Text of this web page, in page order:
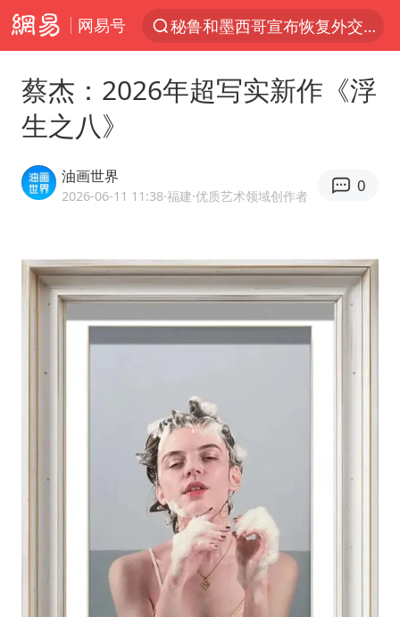
网易号
“电影+”如何激发千亿级消费新活力？
沙特土耳其巴基斯坦签署共同防务协议
上海：台风白海豚或将带来龙卷风
百花奖开幕式
老中医：立秋后养心是关键
“新疆阿勒泰八月能滑雪”不实
胡彦斌获《歌手2026》歌王
夯实基础开新局
蔡杰：2026年超写实新作《浮
生之八》
油画世界
2026-06-11 11:38·福建·优质艺术领域创作者
0